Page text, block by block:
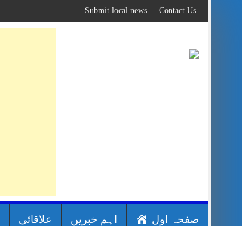
to
content
Contact Us
Submit local news
صفحہ اول اہم خبریں علاقائی